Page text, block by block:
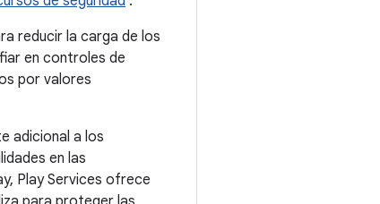
reducir la carga de los
en controles de
por valores
adicional a los
en las
Play Services ofrece